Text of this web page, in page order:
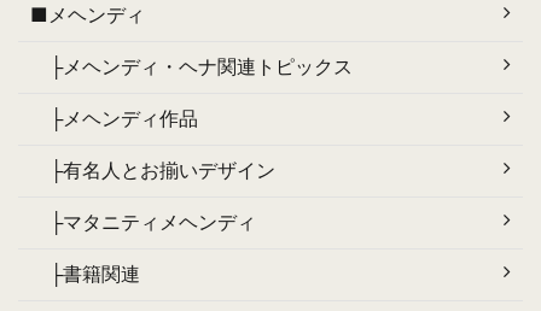
■メヘンディ
├メヘンディ・ヘナ関連トピックス
├メヘンディ作品
├有名人とお揃いデザイン
├マタニティメヘンディ
├書籍関連